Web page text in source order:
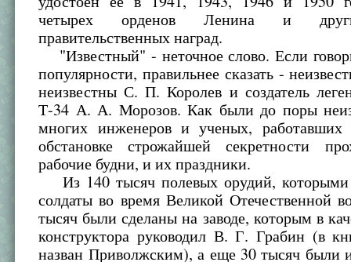
четырех орденов Ленина и
правительственных наград.
"Известный" - неточное слово. Если
популярности, правильнее сказать -
неизвестны С. П. Королев и создатель
Т-34 А. А. Морозов. Как были до поры
многих инженеров и ученых,
обстановке строжайшей секретности
рабочие будни, и их праздники.
Из 140 тысяч полевых орудий,
солдаты во время Великой Отечественной
тысяч были сделаны на заводе, которым в
конструктора руководил В. Г. Грабин (в
назван Приволжским), а еще 30 тысяч были